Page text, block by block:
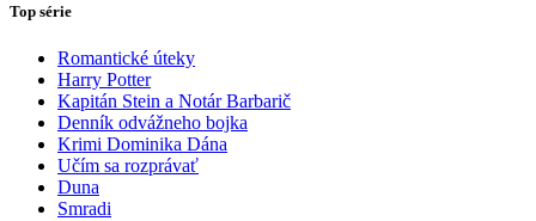
Top série
Romantické úteky
Harry Potter
Kapitán Stein a Notár Barbarič
Denník odvážneho bojka
Krimi Dominika Dána
Učím sa rozprávať
Duna
Smradi